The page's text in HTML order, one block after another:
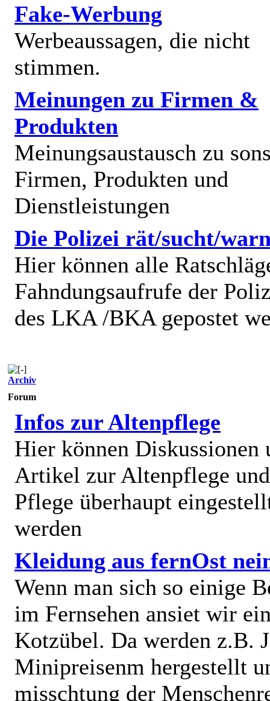
Fake-Werbung
Werbeaussagen, die nicht
stimmen.
Meinungen zu Firmen &
Produkten
Meinungsaustausch zu
Firmen, Produkten und
Dienstleistungen
Die Polizei rät/sucht/
Hier können alle
Fahndungsaufrufe der
des LKA /BKA gepostet
Archiv
Forum
Infos zur Altenpflege
Hier können Diskussionen
Artikel zur Altenpflege
Pflege überhaupt
werden
Kleidung aus fernOst
Wenn man sich so einige
im Fernsehen ansiet wir
Kotzübel. Da werden z.B.
Minipreisenm hergestellt
misschtung der